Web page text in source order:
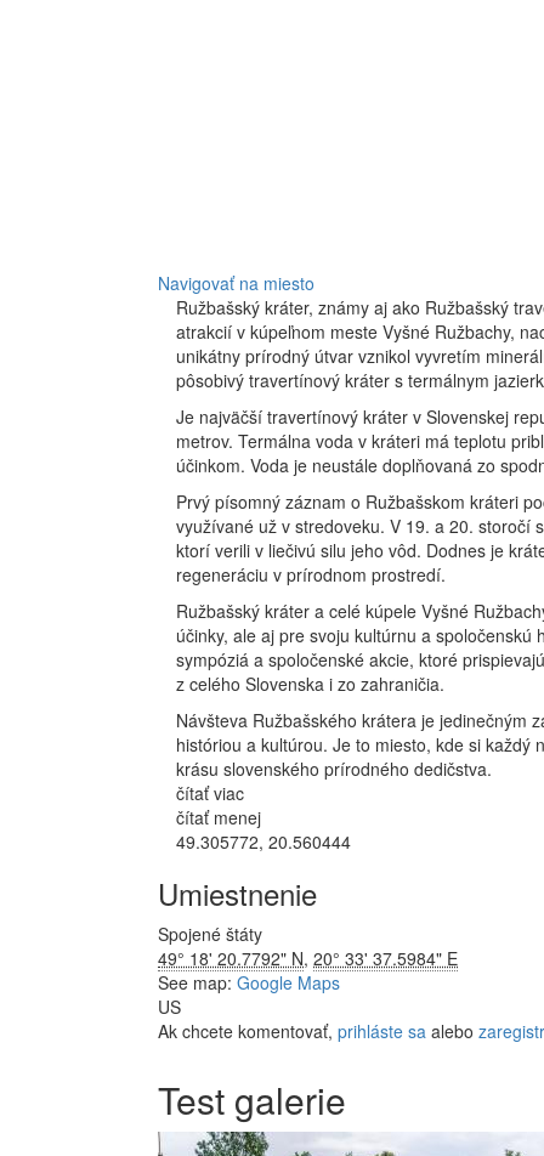
Navigovať na miesto
Ružbašský kráter, známy aj ako Ružbašský
atrakcií v kúpeľnom meste Vyšné Ružbachy,
unikátny prírodný útvar vznikol vyvretím
pôsobivý travertínový kráter s termálnym
Je najväčší travertínový kráter v Slovenskej
metrov. Termálna voda v kráteri má teplotu
účinkom. Voda je neustále doplňovaná zo
Prvý písomný záznam o Ružbašskom kráteri
využívané už v stredoveku. V 19. a 20. storočí
ktorí verili v liečivú silu jeho vôd. Dodnes je
regeneráciu v prírodnom prostredí.
Ružbašský kráter a celé kúpele Vyšné
účinky, ale aj pre svoju kultúrnu a
sympóziá a spoločenské akcie, ktoré
z celého Slovenska i zo zahraničia.
Návšteva Ružbašského krátera je jedinečným
históriou a kultúrou. Je to miesto, kde si
krásu slovenského prírodného dedičstva.
čítať viac
čítať menej
49.305772, 20.560444
Umiestnenie
Spojené štáty
49° 18' 20.7792" N, 20° 33' 37.5984" E
See map: Google Maps
US
Ak chcete komentovať, prihláste sa alebo
Test galerie